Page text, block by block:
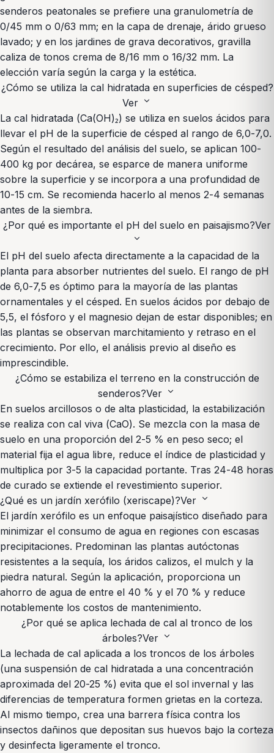
senderos peatonales se prefiere una granulometría de
0/45 mm o 0/63 mm; en la capa de drenaje, árido grueso
lavado; y en los jardines de grava decorativos, gravilla
caliza de tonos crema de 8/16 mm o 16/32 mm. La
elección varía según la carga y la estética.
¿Cómo se utiliza la cal hidratada en superficies de césped?
Ver expand_more
La cal hidratada (Ca(OH)₂) se utiliza en suelos ácidos para
llevar el pH de la superficie de césped al rango de 6,0-7,0.
Según el resultado del análisis del suelo, se aplican 100-
400 kg por decárea, se esparce de manera uniforme
sobre la superficie y se incorpora a una profundidad de
10-15 cm. Se recomienda hacerlo al menos 2-4 semanas
antes de la siembra.
¿Por qué es importante el pH del suelo en paisajismo?Ver
expand_more
El pH del suelo afecta directamente a la capacidad de la
planta para absorber nutrientes del suelo. El rango de pH
de 6,0-7,5 es óptimo para la mayoría de las plantas
ornamentales y el césped. En suelos ácidos por debajo de
5,5, el fósforo y el magnesio dejan de estar disponibles; en
las plantas se observan marchitamiento y retraso en el
crecimiento. Por ello, el análisis previo al diseño es
imprescindible.
¿Cómo se estabiliza el terreno en la construcción de
senderos?Ver expand_more
En suelos arcillosos o de alta plasticidad, la estabilización
se realiza con cal viva (CaO). Se mezcla con la masa de
suelo en una proporción del 2-5 % en peso seco; el
material fija el agua libre, reduce el índice de plasticidad y
multiplica por 3-5 la capacidad portante. Tras 24-48 horas
de curado se extiende el revestimiento superior.
¿Qué es un jardín xerófilo (xeriscape)?Ver expand_more
El jardín xerófilo es un enfoque paisajístico diseñado para
minimizar el consumo de agua en regiones con escasas
precipitaciones. Predominan las plantas autóctonas
resistentes a la sequía, los áridos calizos, el mulch y la
piedra natural. Según la aplicación, proporciona un
ahorro de agua de entre el 40 % y el 70 % y reduce
notablemente los costos de mantenimiento.
¿Por qué se aplica lechada de cal al tronco de los
árboles?Ver expand_more
La lechada de cal aplicada a los troncos de los árboles
(una suspensión de cal hidratada a una concentración
aproximada del 20-25 %) evita que el sol invernal y las
diferencias de temperatura formen grietas en la corteza.
Al mismo tiempo, crea una barrera física contra los
insectos dañinos que depositan sus huevos bajo la corteza
y desinfecta ligeramente el tronco.